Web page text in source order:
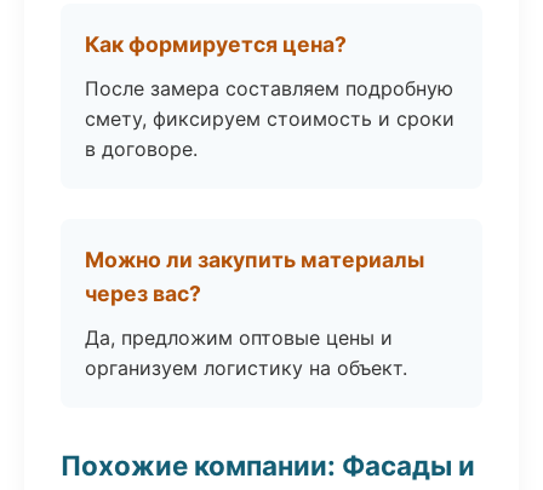
Как формируется цена?
После замера составляем подробную
смету, фиксируем стоимость и сроки
в договоре.
Можно ли закупить материалы
через вас?
Да, предложим оптовые цены и
организуем логистику на объект.
Похожие компании: Фасады и